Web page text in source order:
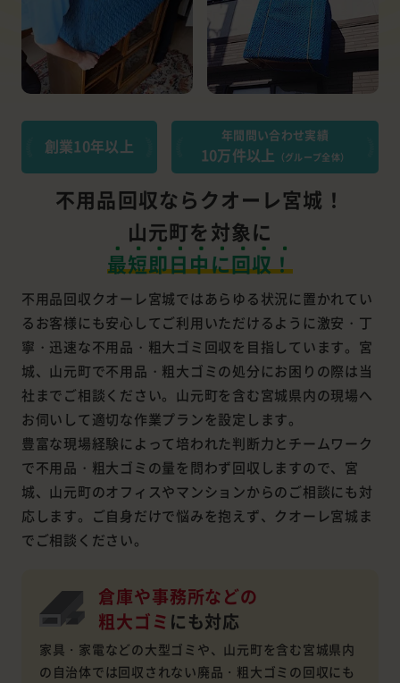
創業10年以上
年間問い合わせ実績
10万件以上 （グループ全体）
不用品回収ならクオーレ宮城！
山元町を対象に
最短即日中に回収！
不用品回収クオーレ宮城ではあらゆる状況に置かれてい
るお客様にも安心してご利用いただけるように激安・丁
寧・迅速な不用品・粗大ゴミ回収を目指しています。宮
城、山元町で不用品・粗大ゴミの処分にお困りの際は当
社までご相談ください。山元町を含む宮城県内の現場へ
お伺いして適切な作業プランを設定します。
豊富な現場経験によって培われた判断力とチームワーク
で不用品・粗大ゴミの量を問わず回収しますので、宮
城、山元町のオフィスやマンションからのご相談にも対
応します。ご自身だけで悩みを抱えず、クオーレ宮城ま
でご相談ください。
倉庫や事務所などの
粗大ゴミ にも対応
家具・家電などの大型ゴミや、山元町を含む宮城県内
の自治体では回収されない廃品・粗大ゴミの回収にも